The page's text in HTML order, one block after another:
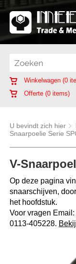
Winkelwagen (0
Offerte (0 items)
U bevindt zich hier
Snaarpoelie Serie
V-
Op deze pagina
snaarschijven,
het hoofdstuk.
Voor vragen Email:
0113-405228.